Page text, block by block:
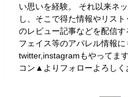
い思いを経験。 それ以来ネ
し、そこで得た情報やリス
のレビュー記事などを配信
フェイス等のアパレル情報に
twitter,instagramもやってま
コン▲よりフォローよろしく